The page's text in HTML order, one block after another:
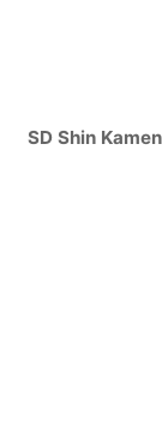
SD Shin